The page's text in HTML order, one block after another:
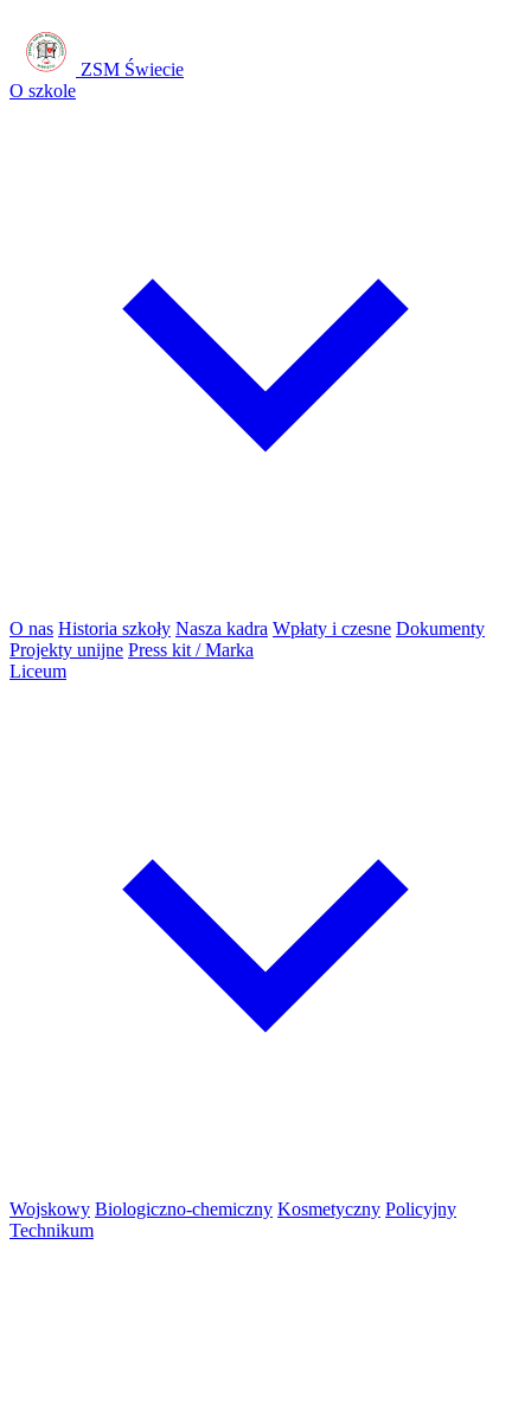
ZSM Świecie
O szkole
O nas Historia szkoły Nasza kadra Wpłaty i czesne Dokumenty
Projekty unijne Press kit / Marka
Liceum
Wojskowy Biologiczno-chemiczny Kosmetyczny Policyjny
Technikum